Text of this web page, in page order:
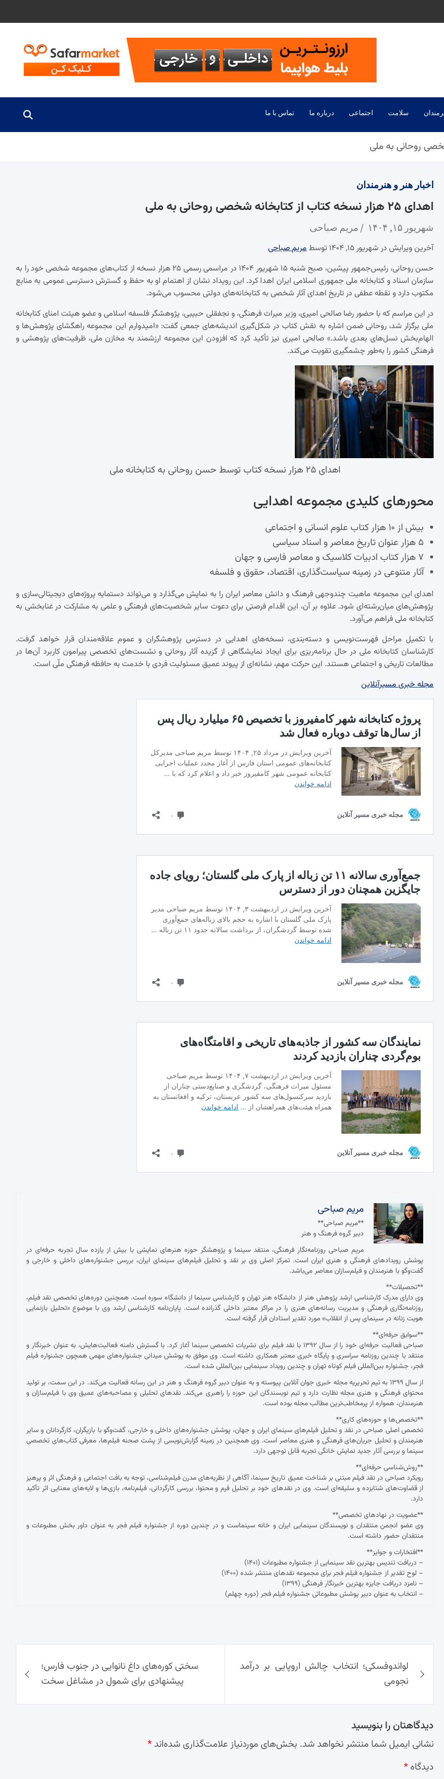
سلامت اجتماعی درباره ما تماس با ما
اخبار هنر و هنرمندان
اهدای ۲۵ هزار نسخه کتاب از کتابخانه شخصی روحانی به ملی
شهریور ۱۵, ۱۴۰۴ مریم صباحی
آخرین ویرایش در شهریور ۱۵, ۱۴۰۴ توسط
مریم صباحی
حسن روحانی، رئیس‌جمهور پیشین، صبح شنبه ۱۵ شهریور ۱۴۰۴ در مراسمی رسمی ۲۵ هزار نسخه از کتاب‌های مجموعه شخصی خود را به
سازمان اسناد و کتابخانه ملی جمهوری اسلامی ایران اهدا کرد. این رویداد نشان از اهتمام او به حفظ و گسترش دسترسی عمومی به منابع
مکتوب دارد و نقطه عطفی در تاریخ اهدای آثار شخصی به کتابخانه‌های دولتی محسوب می‌شود.
در این مراسم که با حضور رضا صالحی امیری، وزیر میراث فرهنگی، و نجفقلی حبیبی، پژوهشگر فلسفه اسلامی و عضو هیئت امنای کتابخانه
ملی برگزار شد، روحانی ضمن اشاره به نقش کتاب در شکل‌گیری اندیشه‌های جمعی گفت: «امیدوارم این مجموعه راهگشای پژوهش‌ها و
الهام‌بخش نسل‌های بعدی باشد.» صالحی امیری نیز تأکید کرد که افزودن این مجموعه ارزشمند به مخازن ملی، ظرفیت‌های پژوهشی و
فرهنگی کشور را به‌طور چشمگیری تقویت می‌کند.
اهدای ۲۵ هزار نسخه کتاب توسط حسن روحانی به کتابخانه ملی
محورهای کلیدی مجموعه اهدایی
بیش از ۱۰ هزار کتاب علوم انسانی و اجتماعی
۵ هزار عنوان تاریخ معاصر و اسناد سیاسی
۷ هزار کتاب ادبیات کلاسیک و معاصر فارسی و جهان
آثار متنوعی در زمینه سیاست‌گذاری، اقتصاد، حقوق و فلسفه
اهدای این مجموعه ماهیت چندوجهی فرهنگ و دانش معاصر ایران را به نمایش می‌گذارد و می‌تواند دستمایه پروژه‌های دیجیتالی‌سازی و
پژوهش‌های میان‌رشته‌ای شود. علاوه بر آن، این اقدام فرصتی برای دعوت سایر شخصیت‌های فرهنگی و علمی به مشارکت در غنابخشی به
کتابخانه ملی فراهم می‌آورد.
با تکمیل مراحل فهرست‌نویسی و دسته‌بندی، نسخه‌های اهدایی در دسترس پژوهشگران و عموم علاقه‌مندان قرار خواهد گرفت.
کارشناسان کتابخانه ملی در حال برنامه‌ریزی برای ایجاد نمایشگاهی از گزیده آثار روحانی و نشست‌های تخصصی پیرامون کاربرد آن‌ها در
مطالعات تاریخی و اجتماعی هستند. این حرکت مهم، نشانه‌ای از پیوند عمیق مسئولیت فردی با خدمت به حافظه فرهنگی ملّی است.
مجله خبری مسیرآنلاین
مریم صباحی
**مریم صباحی**
دبیر گروه فرهنگ و هنر
مریم صباحی روزنامه‌نگار فرهنگی، منتقد سینما و پژوهشگر حوزه هنرهای نمایشی با بیش از یازده سال تجربه حرفه‌ای در
پوشش رویدادهای فرهنگی و هنری ایران است. تمرکز اصلی وی بر نقد و تحلیل فیلم‌های سینمای ایران، بررسی جشنواره‌های داخلی و خارجی و
گفت‌وگو با هنرمندان و فیلم‌سازان معاصر می‌باشد.
**تحصیلات**
وی دارای مدرک کارشناسی ارشد پژوهش هنر از دانشگاه هنر تهران و کارشناسی سینما از دانشگاه سوره است. همچنین دوره‌های تخصصی نقد فیلم،
روزنامه‌نگاری فرهنگی و مدیریت رسانه‌های هنری را در مراکز معتبر داخلی گذرانده است. پایان‌نامه کارشناسی ارشد وی با موضوع «تحلیل بازنمایی
هویت زنانه در سینمای پس از انقلاب» مورد تقدیر استادان قرار گرفته است.
**سوابق حرفه‌ای**
صباحی فعالیت حرفه‌ای خود را از سال ۱۳۹۲ با نقد فیلم برای نشریات تخصصی سینما آغاز کرد. با گسترش دامنه فعالیت‌هایش، به عنوان خبرنگار و
منتقد با چندین روزنامه سراسری و پایگاه خبری معتبر همکاری داشته است. وی موفق به پوشش میدانی جشنواره‌های مهمی همچون جشنواره فیلم
فجر، جشنواره بین‌المللی فیلم کوتاه تهران و چندین رویداد سینمایی بین‌المللی شده است.
از سال ۱۳۹۹ به تیم تحریریه مجله خبری جوان آنلاین پیوسته و به عنوان دبیر گروه فرهنگ و هنر در این رسانه فعالیت می‌کند. در این سمت، بر تولید
محتوای فرهنگی و هنری مجله نظارت دارد و تیم نویسندگان این حوزه را راهبری می‌کند. نقدهای تحلیلی و مصاحبه‌های عمیق وی با فیلم‌سازان و
هنرمندان، همواره از پرمخاطب‌ترین مطالب مجله بوده است.
**تخصص‌ها و حوزه‌های کاری**
تخصص اصلی صباحی در نقد و تحلیل فیلم‌های سینمای ایران و جهان، پوشش جشنواره‌های داخلی و خارجی، گفت‌وگو با بازیگران، کارگردانان و سایر
هنرمندان و تحلیل جریان‌های فرهنگی و هنری معاصر است. وی همچنین در زمینه گزارش‌نویسی از پشت صحنه فیلم‌ها، معرفی کتاب‌های تخصصی
سینما و بررسی آثار جدید نمایش خانگی تجربه قابل توجهی دارد.
**روش‌شناسی حرفه‌ای**
رویکرد صباحی در نقد فیلم مبتنی بر شناخت عمیق تاریخ سینما، آگاهی از نظریه‌های مدرن فیلم‌شناسی، توجه به بافت اجتماعی و فرهنگی اثر و پرهیز
از قضاوت‌های شتابزده و سلیقه‌ای است. وی در نقدهای خود بر تحلیل فرم و محتوا، بررسی کارگردانی، فیلم‌نامه، بازی‌ها و لایه‌های معنایی اثر تأکید
دارد.
**عضویت در نهادهای تخصصی**
وی عضو انجمن منتقدان و نویسندگان سینمایی ایران و خانه سینماست و در چندین دوره از جشنواره فیلم فجر به عنوان داور بخش مطبوعات و
منتقدان حضور داشته است.
**افتخارات و جوایز**
– دریافت تندیس بهترین نقد سینمایی از جشنواره مطبوعات (۱۴۰۱)
– لوح تقدیر از جشنواره فیلم فجر برای مجموعه نقدهای منتشر شده (۱۴۰۰)
– نامزد دریافت جایزه بهترین خبرنگار فرهنگی (۱۳۹۹)
– انتخاب به عنوان دبیر پوشش مطبوعاتی جشنواره فیلم فجر (دوره چهلم)
نوشته‌ها
لواندوفسکی؛ انتخاب چالش اروپایی بر درآمد
نجومی
سختی کوره‌های داغ نانوایی در جنوب فارس؛
پیشنهادی برای شمول در مشاغل سخت
دیدگاهتان را بنویسید
نشانی ایمیل شما منتشر نخواهد شد. بخش‌های موردنیاز علامت‌گذاری شده‌اند *
دیدگاه *